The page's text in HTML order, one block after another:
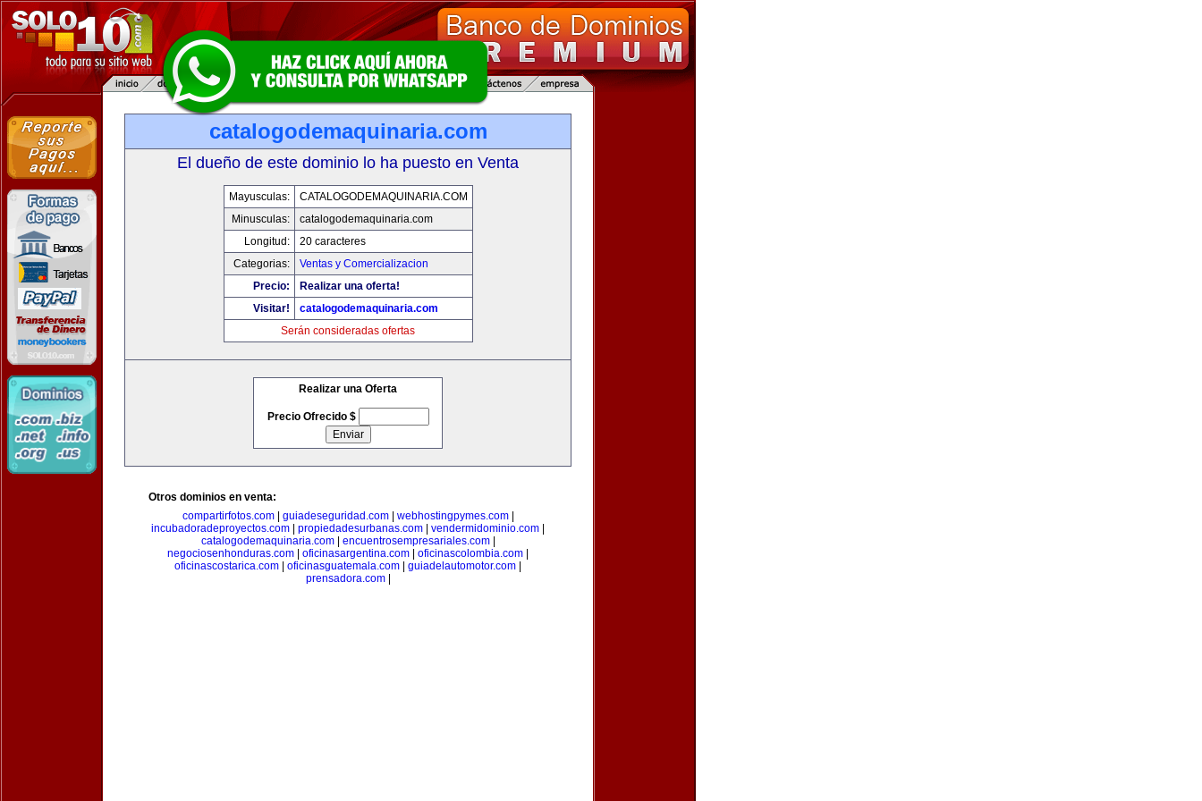
catalogodemaquinaria.com
El dueño de este dominio lo ha puesto en Venta
Mayusculas:
CATALOGODEMAQUINARIA.COM
Minusculas:
catalogodemaquinaria.com
Longitud:
20 caracteres
Categorias:
Ventas y Comercializacion
Precio:
Realizar una oferta!
Visitar!
catalogodemaquinaria.com
Serán consideradas ofertas
Realizar una Oferta
Precio Ofrecido $
Otros dominios en venta:
compartirfotos.com| guiadeseguridad.com| webhostingpymes.com|
incubadoradeproyectos.com
propiedadesurbanas.com vendermidominio.com
catalogodemaquinaria.com| encuentrosempresariales.com|
negociosenhonduras.com
oficinasargentina.com oficinascolombia.com
oficinascostarica.com
oficinasguatemala.com guiadelautomotor.com
prensadora.com|